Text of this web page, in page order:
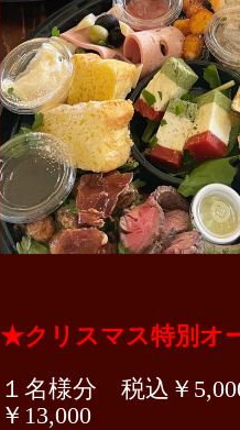
★クリスマス特別オ
１名様分 税込￥
￥13,000